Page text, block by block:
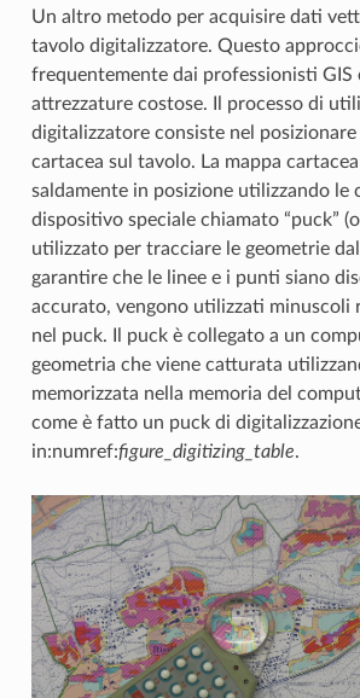
Un altro metodo per acquisire dati
tavolo digitalizzatore. Questo
frequentemente dai professionisti GIS
attrezzature costose. Il processo di
digitalizzatore consiste nel posizionare
cartacea sul tavolo. La mappa
saldamente in posizione utilizzando le
dispositivo speciale chiamato “puck”
utilizzato per tracciare le geometrie
garantire che le linee e i punti siano
accurato, vengono utilizzati minuscoli
nel puck. Il puck è collegato a un
geometria che viene catturata
memorizzata nella memoria del
come è fatto un puck di
in:numref:figure_digitizing_table.